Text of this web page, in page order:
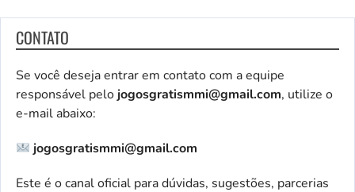
CONTATO
Se você deseja entrar em contato com a equipe
responsável pelo jogosgratismmi@gmail.com, utilize o
e-mail abaixo:
jogosgratismmi@gmail.com
Este é o canal oficial para dúvidas, sugestões, parcerias